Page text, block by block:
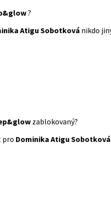
?
Atigu Sobotková nikdo
zablokovaný?
pro Dominika Atigu Sobotková